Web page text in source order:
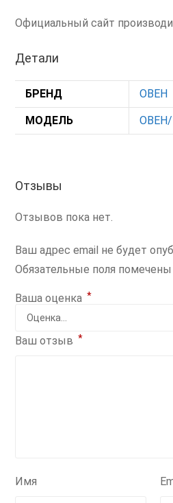
Официальный сайт
Детали
БРЕНД ОВЕН
МОДЕЛЬ
Отзывы
Отзывов пока нет.
Ваш адрес email не будет
Обязательные поля помечены
Ваша оценка *
Ваш отзыв *
Имя